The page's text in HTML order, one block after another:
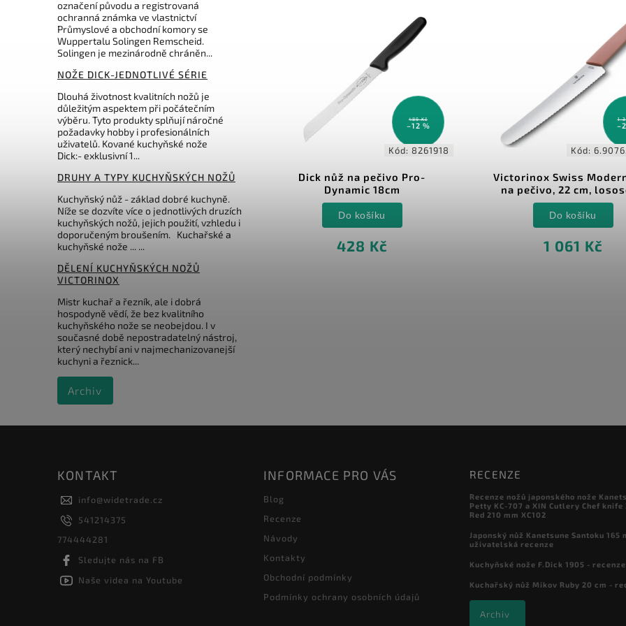
označení původu a registrovaná
ochranná známka ve vlastnictví
Průmyslové a obchodní komory se
Wuppertalu Solingen Remscheid.
Solingen je mezinárodně chráněn...
NOŽE DICK-JEDNOTLIVÉ SÉRIE
Dlouhá životnost kvalitních nožů je
důležitým aspektem při počátečním
výběru. Tyto produkty splňují náročné
požadavky hobby i profesionálních
uživatelů. Kované kuchyňské nože
Dick:- exklusivní 1...
DRUHY A TYPY KUCHYŇSKÝCH NOŽŮ
Kuchyňský nůž - základ dobré kuchyně.
Níže se dozvíte více o jednotlivých druzích
kuchyňských nožů, jejich použití, vzhledu i
doporučeným broušením. Kuchařské a
kuchyňské nože ... ...
DĚLENÍ KUCHYŇSKÝCH NOŽŮ
VICTORINOX
Mistr kuchař a řezník, ale i dobrá
hospodyně vědí, že bez kvalitního
kuchyňského nože se neobejdou. I v
současné době nepostradatelný nástroj,
který nechybí ani v najmechanizovanejší
kuchyni a řeznick...
Archiv
714 Kč
–12 %
Kód:8515126
Dick nůž na pečivo Pro-
626 Kč
Do košíku
489 Kč
–12 %
Kód: 8261918
Dick nůž na pečivo Pro-
Dynamic 18cm
428 Kč
Do košíku
1
Kód:
Victorinox Swiss
na pečivo, 22 cm,
1 061 Kč
Do košíku
KONTAKT
info@widetrade.cz
541214375
774444281
Sledujte nás na FB
Naše videa na Youtube
INFORMACE PRO VÁS
Blog
Recenze
Návody
Kontakty
Obchodní podmínky
Podmínky ochrany osobních údajů
RECENZE
Recenze nožů japonského nože
Petty KC-707 a XIN Cutlery Chef knife
Red 210 mm XC102
Japonský nůž Kanetsune Santoku 165
uživatelská recenze
Kuchyňské nože F.Dick 1905 - recenze
Kuchařský nůž Mikov Ruby 20 cm -
Archiv